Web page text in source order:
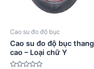
Cao su đo độ bục
Cao su đo độ bục thang
cao – Loại chữ Y